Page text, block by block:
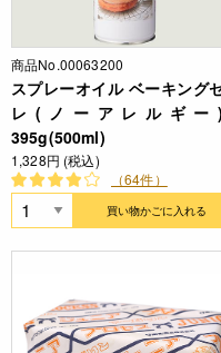
商品No.00063200
スプレーオイル ベーキング
レ(ノーアレルギ
395g(500ml)
1,328円 (税込)
（64件）
買い物かごに入れる